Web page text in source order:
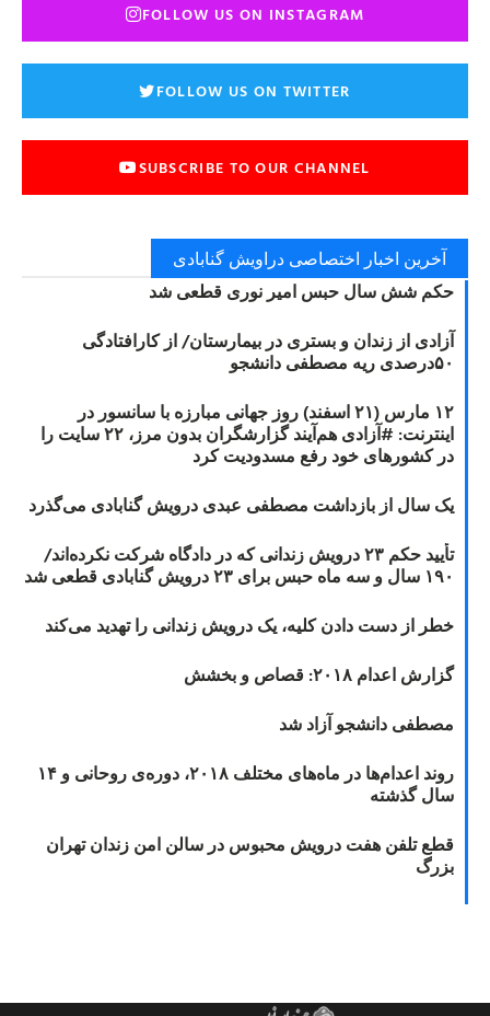
FOLLOW US ON INSTAGRAM
FOLLOW US ON TWITTER
SUBSCRIBE TO OUR CHANNEL
آخرین اخبار اختصاصی دراویش گنابادی
حکم شش سال حبس امیر نوری قطعی شد
آزادی از زندان و بستری در بیمارستان/ از کارافتادگی
۵۰درصدی ریه مصطفی دانشجو
۱۲ مارس (۲۱ اسفند) روز جهانی مبارزه با سانسور در
اینترنت: #آزادی هم‌آیند گزارشگران‌ بدون مرز، ۲۲ سایت را
در کشورهای خود رفع مسدودیت کرد
یک سال از بازداشت مصطفی عبدی درویش گنابادی می‌گذرد
تأیید حکم ۲۳ درویش زندانی که در دادگاه شرکت نکرده‌اند/
۱۹۰ سال و سه ماه حبس برای ۲۳ درویش گنابادی قطعی شد
خطر از دست دادن کلیه، یک درویش زندانی را تهدید می‌کند
گزارش اعدام ۲۰۱۸: قصاص و بخشش
مصطفی دانشجو آزاد شد
روند اعدام‌ها در ماه‌های مختلف ۲۰۱۸، دوره‌ی روحانی و ۱۴
سال گذشته
قطع تلفن هفت درویش محبوس در سالن امن زندان تهران
بزرگ